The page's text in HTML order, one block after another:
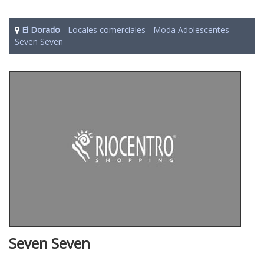
El Dorado - Locales comerciales - Moda Adolescentes -
Seven Seven
Seven Seven